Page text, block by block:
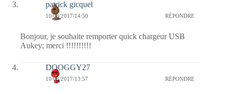
patrick gicquel
10/03/2017/14:50 RÉPONDRE
Bonjour, je souhaite remporter quick chargeur USB
Aukey; merci !!!!!!!!!!
DOOGGY27
10/03/2017/13:57 RÉPONDRE